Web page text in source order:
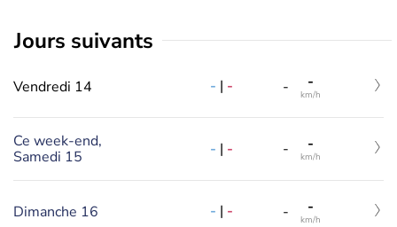
jours suivants
Vendredi 14 - | - - -
km/h
Ce week-end,
Samedi 15
- | - - -
km/h
Dimanche 16 - | - - -
km/h